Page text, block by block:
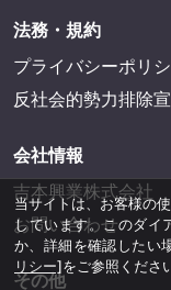
法務・規約
プライバシーポリ
反社会的勢力排除
会社情報
吉本興業株式会社
お問い合わせ
その他
当サイトは、お客様の
しています。このダイ
か、詳細を確認したい
リシー]をご参照くださ